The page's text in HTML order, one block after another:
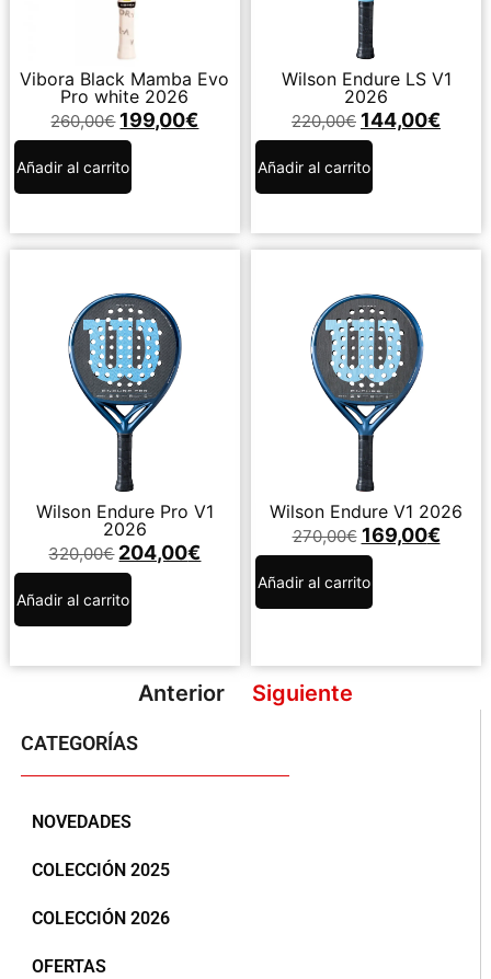
CATEGORÍAS
NOVEDADES
COLECCIÓN 2025
COLECCIÓN 2026
OFERTAS
Vibora Black Mamba Evo
Pro white 2026
260,00€ 199,00€
Añadir al carrito
Wilson Endure LS V1
2026
220,00€ 144,00€
Añadir al carrito
Wilson Endure Pro V1
2026
320,00€ 204,00€
Añadir al carrito
Wilson Endure V1 2026
270,00€ 169,00€
Añadir al carrito
Anterior Siguiente